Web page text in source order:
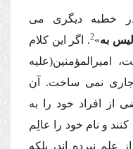
خطبه دیگرى مى
به»
2. اگر این كلام
جارى نمى ساخت. آن
از افراد خود را به
و نام خود را عالِم
علم نبرده اند، بلكه